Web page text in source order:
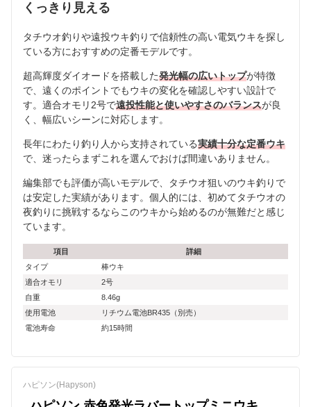
くっきり見える
タチウオ釣りや遠投ウキ釣りで信頼性の高い電気ウキを探し
ている方におすすめの定番モデルです。
超高輝度ダイオードを搭載した発光幅の広いトップが特徴
で、遠くのポイントでもウキの変化を確認しやすい設計で
す。適合オモリ2号で遠投性能と使いやすさのバランスが良
く、幅広いシーンに対応します。
長年にわたり釣り人から支持されている実績十分な定番ウキ
で、迷ったらまずこれを選んでおけば間違いありません。
編集部でも評価が高いモデルで、タチウオ狙いのウキ釣りで
は安定した実績があります。個人的には、初めてタチウオの
夜釣りに挑戦するならこのウキから始めるのが無難だと感じ
ています。
項目
詳細
タイプ
棒ウキ
適合オモリ
2号
自重
8.46g
使用電池
リチウム電池BR435（別売）
電池寿命
約15時間
ハピソン(Hapyson)